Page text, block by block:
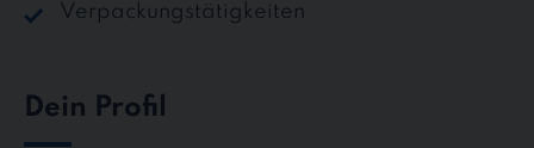
Verpackungstätigkeiten
Dein Profil